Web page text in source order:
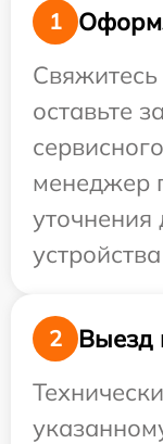
1
оставьте
менеджер
2
Выезд